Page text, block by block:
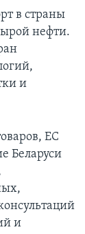
в страны
нефти.
и
ЕС
Беларуси
и